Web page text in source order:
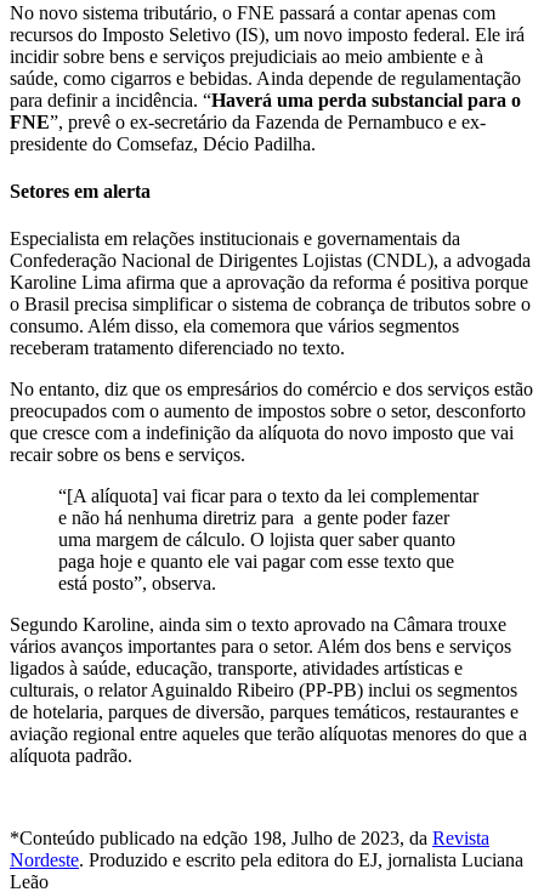
No novo sistema tributário, o FNE passará a contar apenas com
recursos do Imposto Seletivo (IS), um novo imposto federal. Ele irá
incidir sobre bens e serviços prejudiciais ao meio ambiente e à
saúde, como cigarros e bebidas. Ainda depende de regulamentação
para definir a incidência. “Haverá uma perda substancial para o
FNE”, prevê o ex-secretário da Fazenda de Pernambuco e ex-
presidente do Comsefaz, Décio Padilha.
Setores em alerta
Especialista em relações institucionais e governamentais da
Confederação Nacional de Dirigentes Lojistas (CNDL), a advogada
Karoline Lima afirma que a aprovação da reforma é positiva porque
o Brasil precisa simplificar o sistema de cobrança de tributos sobre o
consumo. Além disso, ela comemora que vários segmentos
receberam tratamento diferenciado no texto.
No entanto, diz que os empresários do comércio e dos serviços estão
preocupados com o aumento de impostos sobre o setor, desconforto
que cresce com a indefinição da alíquota do novo imposto que vai
recair sobre os bens e serviços.
“[A alíquota] vai ficar para o texto da lei complementar
e não há nenhuma diretriz para a gente poder fazer
uma margem de cálculo. O lojista quer saber quanto
paga hoje e quanto ele vai pagar com esse texto que
está posto”, observa.
Segundo Karoline, ainda sim o texto aprovado na Câmara trouxe
vários avanços importantes para o setor. Além dos bens e serviços
ligados à saúde, educação, transporte, atividades artísticas e
culturais, o relator Aguinaldo Ribeiro (PP-PB) inclui os segmentos
de hotelaria, parques de diversão, parques temáticos, restaurantes e
aviação regional entre aqueles que terão alíquotas menores do que a
alíquota padrão.
*Conteúdo publicado na edção 198, Julho de 2023, da Revista
Nordeste. Produzido e escrito pela editora do EJ, jornalista Luciana
Leão